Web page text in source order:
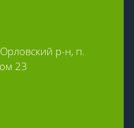
р-н, п.
23